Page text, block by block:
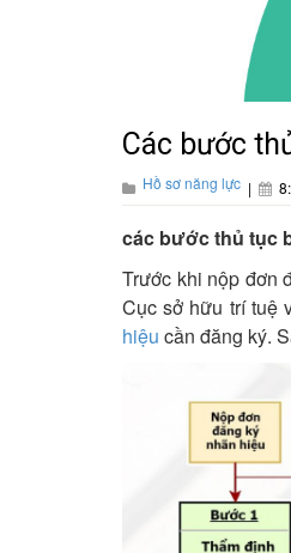
Các bước
Hồ sơ năng lực |
các bước thủ tục
Trước khi nộp đơn
Cục sở hữu trí tuệ
hiệu cần đăng ký.